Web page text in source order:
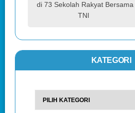
di 73 Sekolah Rakyat
TNI
KATEGORI